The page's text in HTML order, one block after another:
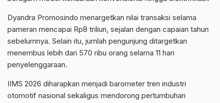
Dyandra Promosindo menargetkan nilai transaksi selama
pameran mencapai Rp8 triliun, sejalan dengan capaian tahun
sebelumnya. Selain itu, jumlah pengunjung ditargetkan
menembus lebih dari 570 ribu orang selama 11 hari
penyelenggaraan.
IIMS 2026 diharapkan menjadi barometer tren industri
otomotif nasional sekaligus mendorong pertumbuhan